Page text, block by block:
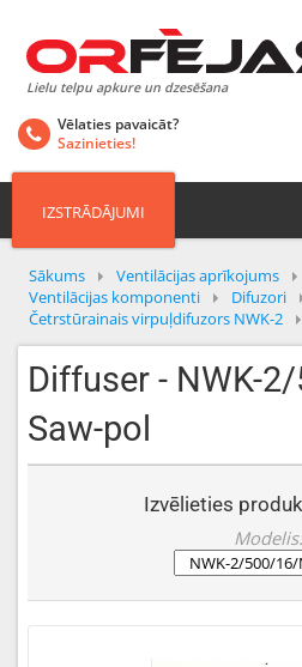
Lielu telpu apkure un dzesēšana
Vēlaties pavaicāt?
Sazinieties!
IZSTRĀDĀJUMI
Sākums
Ventilācijas aprīkojums
Ventilācijas komponenti
Difuzori
Četrstūrainais virpuļdifuzors NWK-2
Diffuser - NWK-
Saw-pol
Izvēlieties
Modelis: